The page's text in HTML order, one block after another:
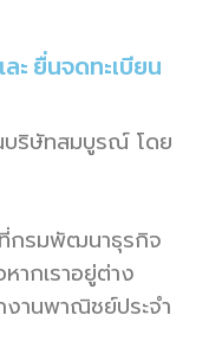
ะ ยื่นจดทะเบียน
บริษัทสมบูรณ์ โดย
กรมพัฒนาธุรกิจ
ากเราอยู่ต่าง
านพาณิชย์ประจำ